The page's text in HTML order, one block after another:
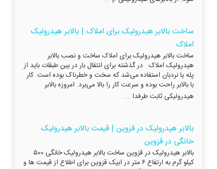
ساخت بالابر هیدرولیک برای املاک | بالابر هیدرولیک
املاک
ساخت بالابر هیدرولیک برای املاک ساخت و نصب بالابر
هیدرولیک املاک در گذشته برای انتقال بار در بین طبقات باید از
پله یا نردبان استفاده می‌شد که سخت و خطرناک بوده است. کار
با بالابر راحت بوده و سرعت کار را بالا می‌برد. امروزه بالابر
هیدرولیکی ثابت طرفدا ...
بالابر هیدرولیک در قزوین | قیمت بالابر هیدرولیک
خانگی در قزوین
بالابر هیدرولیک در قزوین ساخت بالابر هیدرولیک خانگی ۵۰۰
کیلو گرم به ارتفاع ۶ متر در ابیک قزوین برای اطلاع از قیمت ها و